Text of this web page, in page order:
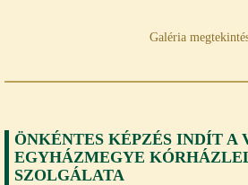
Galéria
ÖNKÉNTES KÉPZÉS INDÍT A
EGYHÁZMEGYE
SZOLGÁLATA